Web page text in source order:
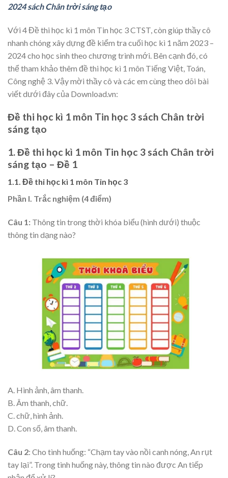
2024 sách Chân trời sáng tạo
Với 4 Đề thi học kì 1 môn Tin học 3 CTST, còn giúp thầy cô
nhanh chóng xây dựng đề kiểm tra cuối học kì 1 năm 2023 –
2024 cho học sinh theo chương trình mới. Bên cạnh đó, có
thể tham khảo thêm đề thi học kì 1 môn Tiếng Việt, Toán,
Công nghệ 3. Vậy mời thầy cô và các em cùng theo dõi bài
viết dưới đây của Download.vn:
Đề thi học kì 1 môn Tin học 3 sách Chân trời
sáng tạo
1. Đề thi học kì 1 môn Tin học 3 sách Chân trời
sáng tạo – Đề 1
1.1. Đề thi học kì 1 môn Tin học 3
Phần I. Trắc nghiệm (4 điểm)
Câu 1: Thông tin trong thời khóa biểu (hình dưới) thuộc
thông tin dạng nào?
A. Hình ảnh, âm thanh.
B. Âm thanh, chữ.
C. chữ, hình ảnh.
D. Con số, âm thanh.
Câu 2: Cho tình huống: “Chạm tay vào nồi canh nóng, An rụt
tay lại”. Trong tình huống này, thông tin nào được An tiếp